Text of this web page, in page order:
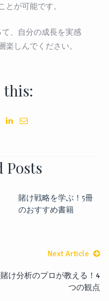
とが可能です。
、自分の成長を実感
楽しんでください。
this:
Posts
賭け戦略を学ぶ！5冊
のおすすめ書籍
Next Article
賭け分析のプロが教える！4
つの観点